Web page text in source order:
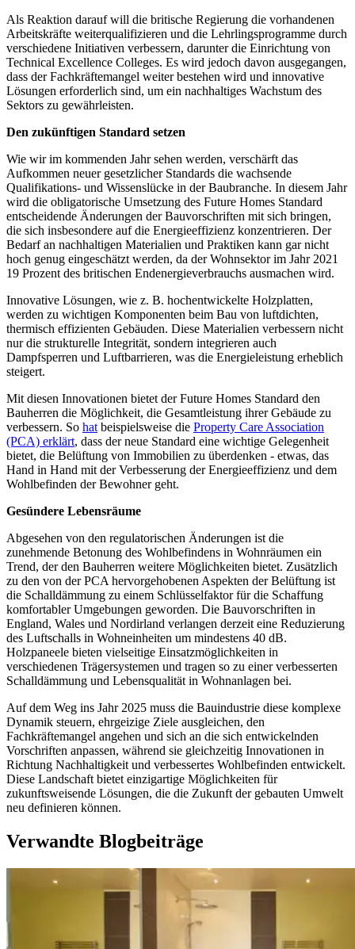
Als Reaktion darauf will die britische Regierung die vorhandenen
Arbeitskräfte weiterqualifizieren und die Lehrlingsprogramme durch
verschiedene Initiativen verbessern, darunter die Einrichtung von
Technical Excellence Colleges. Es wird jedoch davon ausgegangen,
dass der Fachkräftemangel weiter bestehen wird und innovative
Lösungen erforderlich sind, um ein nachhaltiges Wachstum des
Sektors zu gewährleisten.
Den zukünftigen Standard setzen
Wie wir im kommenden Jahr sehen werden, verschärft das
Aufkommen neuer gesetzlicher Standards die wachsende
Qualifikations- und Wissenslücke in der Baubranche. In diesem Jahr
wird die obligatorische Umsetzung des Future Homes Standard
entscheidende Änderungen der Bauvorschriften mit sich bringen,
die sich insbesondere auf die Energieeffizienz konzentrieren. Der
Bedarf an nachhaltigen Materialien und Praktiken kann gar nicht
hoch genug eingeschätzt werden, da der Wohnsektor im Jahr 2021
19 Prozent des britischen Endenergieverbrauchs ausmachen wird.
Innovative Lösungen, wie z. B. hochentwickelte Holzplatten,
werden zu wichtigen Komponenten beim Bau von luftdichten,
thermisch effizienten Gebäuden. Diese Materialien verbessern nicht
nur die strukturelle Integrität, sondern integrieren auch
Dampfsperren und Luftbarrieren, was die Energieleistung erheblich
steigert.
Mit diesen Innovationen bietet der Future Homes Standard den
Bauherren die Möglichkeit, die Gesamtleistung ihrer Gebäude zu
verbessern. So hat beispielsweise die Property Care Association
(PCA) erklärt, dass der neue Standard eine wichtige Gelegenheit
bietet, die Belüftung von Immobilien zu überdenken - etwas, das
Hand in Hand mit der Verbesserung der Energieeffizienz und dem
Wohlbefinden der Bewohner geht.
Gesündere Lebensräume
Abgesehen von den regulatorischen Änderungen ist die
zunehmende Betonung des Wohlbefindens in Wohnräumen ein
Trend, der den Bauherren weitere Möglichkeiten bietet. Zusätzlich
zu den von der PCA hervorgehobenen Aspekten der Belüftung ist
die Schalldämmung zu einem Schlüsselfaktor für die Schaffung
komfortabler Umgebungen geworden. Die Bauvorschriften in
England, Wales und Nordirland verlangen derzeit eine Reduzierung
des Luftschalls in Wohneinheiten um mindestens 40 dB.
Holzpaneele bieten vielseitige Einsatzmöglichkeiten in
verschiedenen Trägersystemen und tragen so zu einer verbesserten
Schalldämmung und Lebensqualität in Wohnanlagen bei.
Auf dem Weg ins Jahr 2025 muss die Bauindustrie diese komplexe
Dynamik steuern, ehrgeizige Ziele ausgleichen, den
Fachkräftemangel angehen und sich an die sich entwickelnden
Vorschriften anpassen, während sie gleichzeitig Innovationen in
Richtung Nachhaltigkeit und verbessertes Wohlbefinden entwickelt.
Diese Landschaft bietet einzigartige Möglichkeiten für
zukunftsweisende Lösungen, die die Zukunft der gebauten Umwelt
neu definieren können.
Verwandte Blogbeiträge